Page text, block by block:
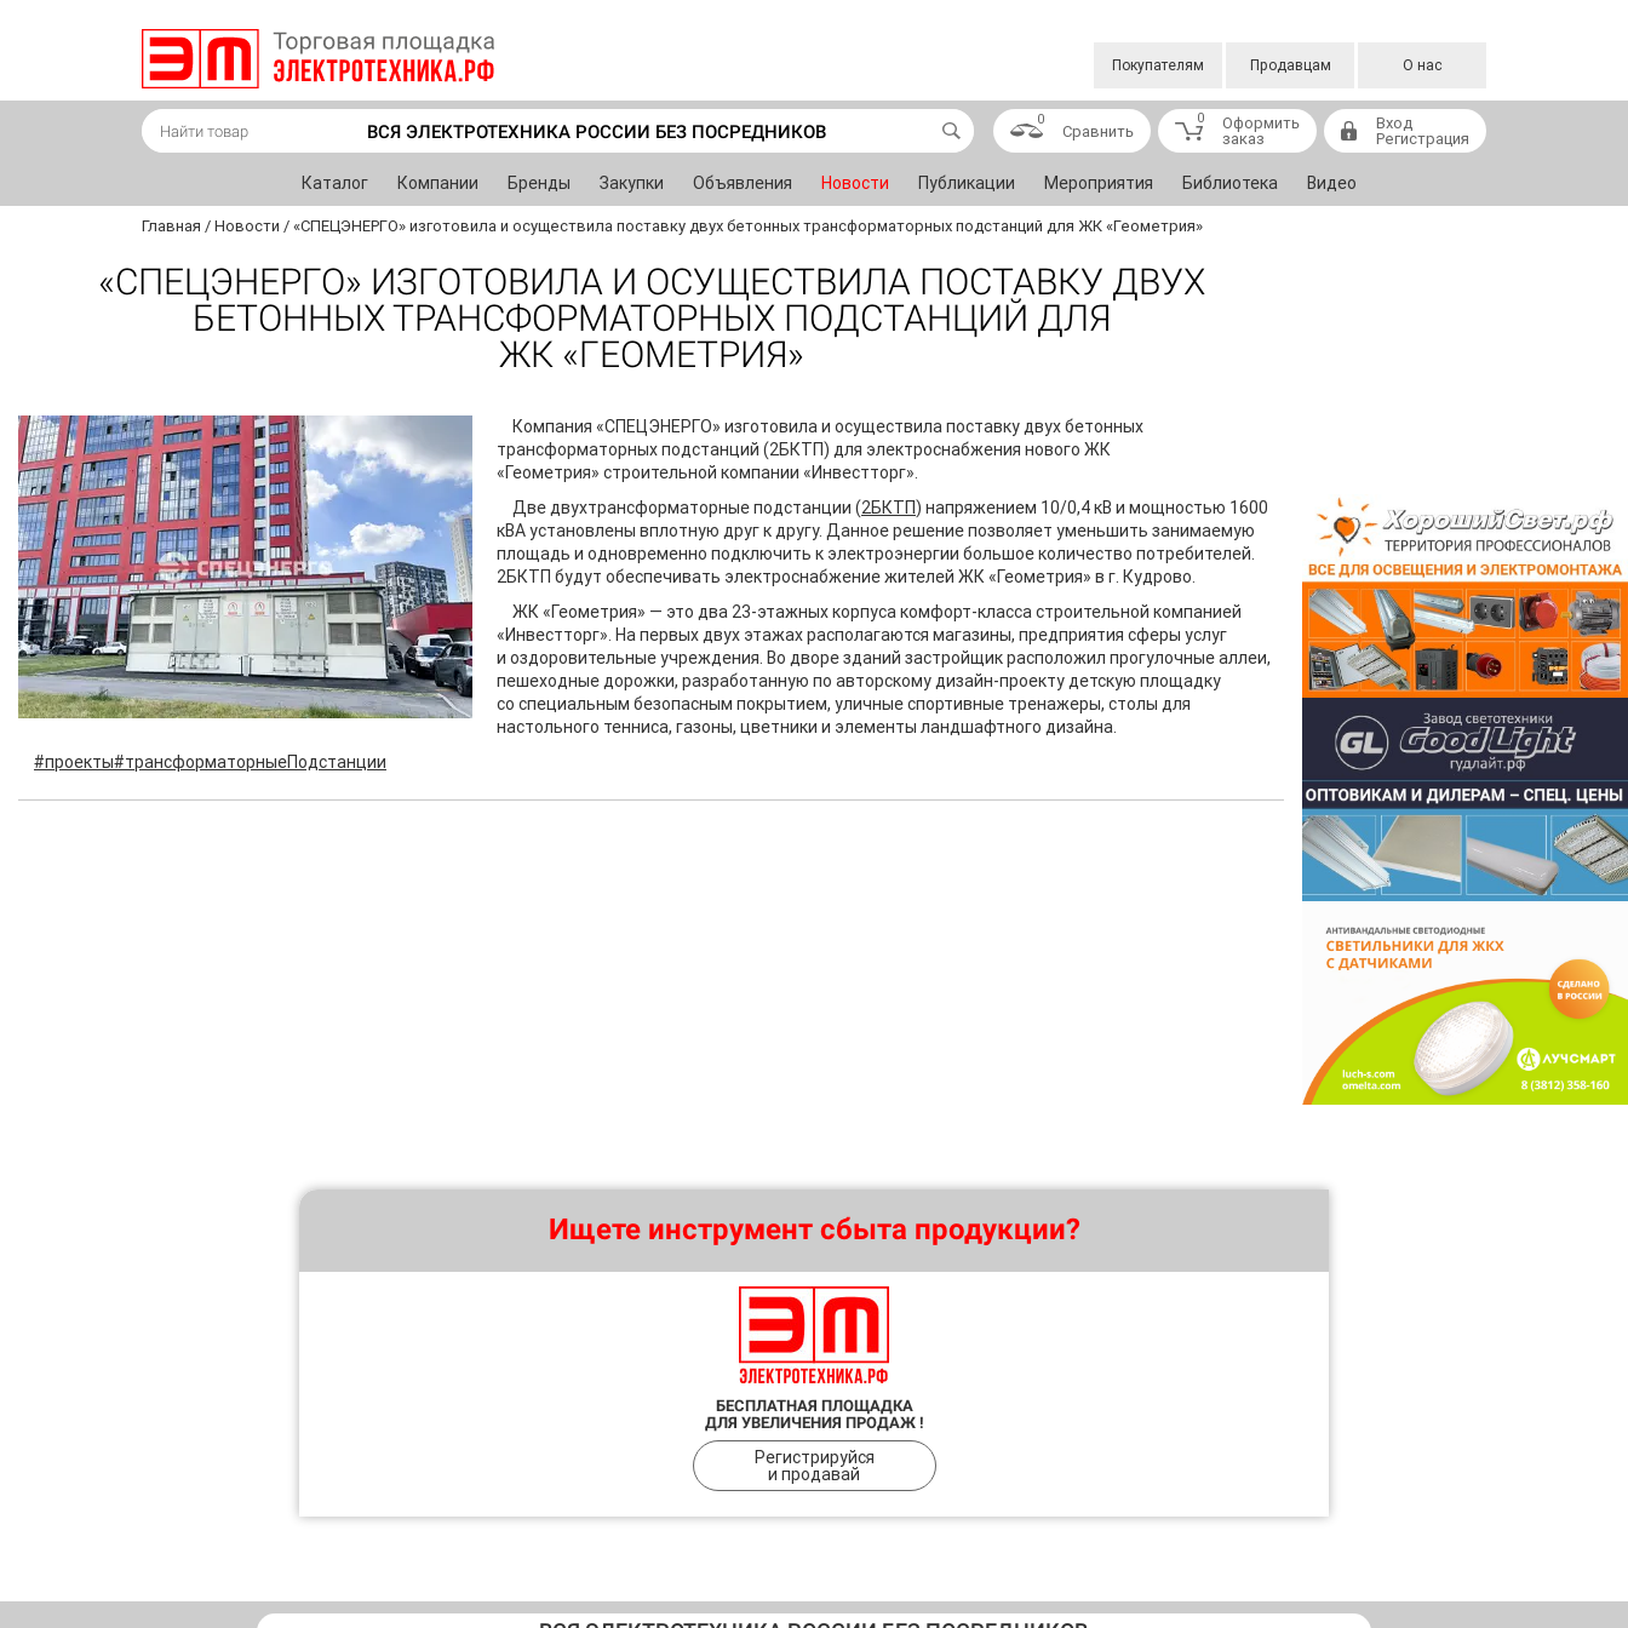
Покупателям Продавцам О нас
ВСЯ ЭЛЕКТРОТЕХНИКА РОССИИ БЕЗ ПОСРЕДНИКОВ
0
Сравнить
0
Оформить
заказ
Вход
Регистрация
Каталог Компании Бренды Закупки Объявления Новости Публикации Мероприятия Библиотека Видео
Главная / Новости / «СПЕЦЭНЕРГО» изготовила и осуществила поставку двух бетонных трансформаторных подстанций для ЖК «Геометрия»
«СПЕЦЭНЕРГО» ИЗГОТОВИЛА И ОСУЩЕСТВИЛА ПОСТАВКУ ДВУХ
БЕТОННЫХ ТРАНСФОРМАТОРНЫХ ПОДСТАНЦИЙ ДЛЯ
ЖК «ГЕОМЕТРИЯ»
Компания «СПЕЦЭНЕРГО» изготовила и осуществила поставку двух бетонных
трансформаторных подстанций (2БКТП) для электроснабжения нового ЖК
«Геометрия» строительной компании «Инвестторг».
Две двухтрансформаторные подстанции (2БКТП) напряжением 10/0,4 кВ и мощностью 1600
кВА установлены вплотную друг к другу. Данное решение позволяет уменьшить занимаемую
площадь и одновременно подключить к электроэнергии большое количество потребителей.
2БКТП будут обеспечивать электроснабжение жителей ЖК «Геометрия» в г. Кудрово.
ЖК «Геометрия» — это два 23-этажных корпуса комфорт-класса строительной компанией
«Инвестторг». На первых двух этажах располагаются магазины, предприятия сферы услуг
и оздоровительные учреждения. Во дворе зданий застройщик расположил прогулочные аллеи,
пешеходные дорожки, разработанную по авторскому дизайн-проекту детскую площадку
со специальным безопасным покрытием, уличные спортивные тренажеры, столы для
настольного тенниса, газоны, цветники и элементы ландшафтного дизайна.
#проекты#трансформаторныеПодстанции
Ищете инструмент сбыта продукции?
БЕСПЛАТНАЯ ПЛОЩАДКА
ДЛЯ УВЕЛИЧЕНИЯ ПРОДАЖ !
Регистрируйся
и продавай